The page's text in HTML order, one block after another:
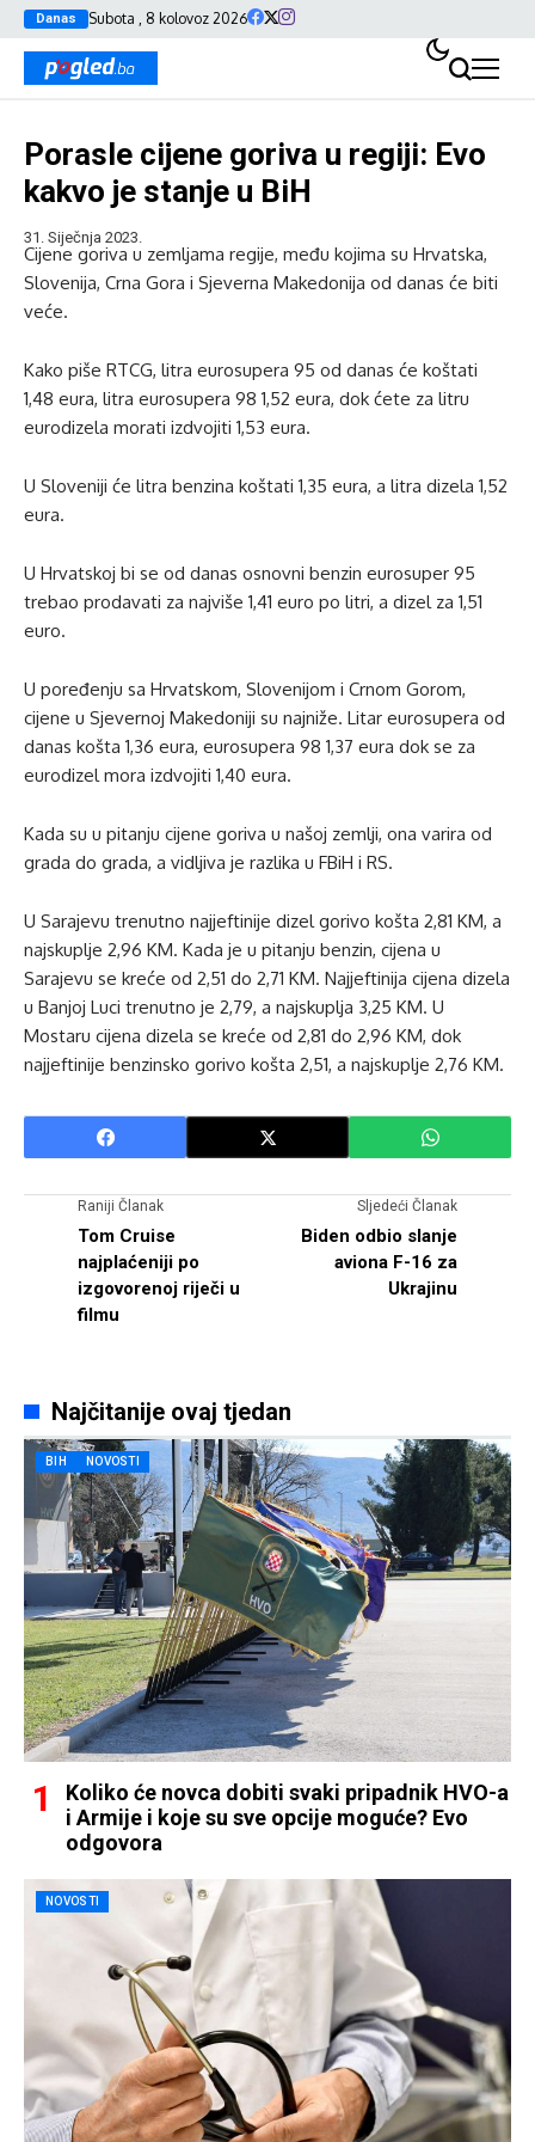
Danas Subota , 8 kolovoz 2026
Porasle cijene goriva u regiji: Evo
kakvo je stanje u BiH
31. Siječnja 2023.
Cijene goriva u zemljama regije, među kojima su Hrvatska,
Slovenija, Crna Gora i Sjeverna Makedonija od danas će biti
veće.
Kako piše RTCG, litra eurosupera 95 od danas će koštati
1,48 eura, litra eurosupera 98 1,52 eura, dok ćete za litru
eurodizela morati izdvojiti 1,53 eura.
U Sloveniji će litra benzina koštati 1,35 eura, a litra dizela 1,52
eura.
U Hrvatskoj bi se od danas osnovni benzin eurosuper 95
trebao prodavati za najviše 1,41 euro po litri, a dizel za 1,51
euro.
U poređenju sa Hrvatskom, Slovenijom i Crnom Gorom,
cijene u Sjevernoj Makedoniji su najniže. Litar eurosupera od
danas košta 1,36 eura, eurosupera 98 1,37 eura dok se za
eurodizel mora izdvojiti 1,40 eura.
Kada su u pitanju cijene goriva u našoj zemlji, ona varira od
grada do grada, a vidljiva je razlika u FBiH i RS.
U Sarajevu trenutno najjeftinije dizel gorivo košta 2,81 KM, a
najskuplje 2,96 KM. Kada je u pitanju benzin, cijena u
Sarajevu se kreće od 2,51 do 2,71 KM. Najjeftinija cijena dizela
u Banjoj Luci trenutno je 2,79, a najskuplja 3,25 KM. U
Mostaru cijena dizela se kreće od 2,81 do 2,96 KM, dok
najjeftinije benzinsko gorivo košta 2,51, a najskuplje 2,76 KM.
Raniji Članak
Tom Cruise
najplaćeniji po
izgovorenoj riječi u
filmu
Sljedeći Članak
Biden odbio slanje
aviona F-16 za
Ukrajinu
Najčitanije ovaj tjedan
BIH NOVOSTI
Koliko će novca dobiti svaki pripadnik HVO-a
i Armije i koje su sve opcije moguće? Evo
odgovora
NOVOSTI